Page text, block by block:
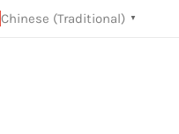
Chinese (Traditional) ▼